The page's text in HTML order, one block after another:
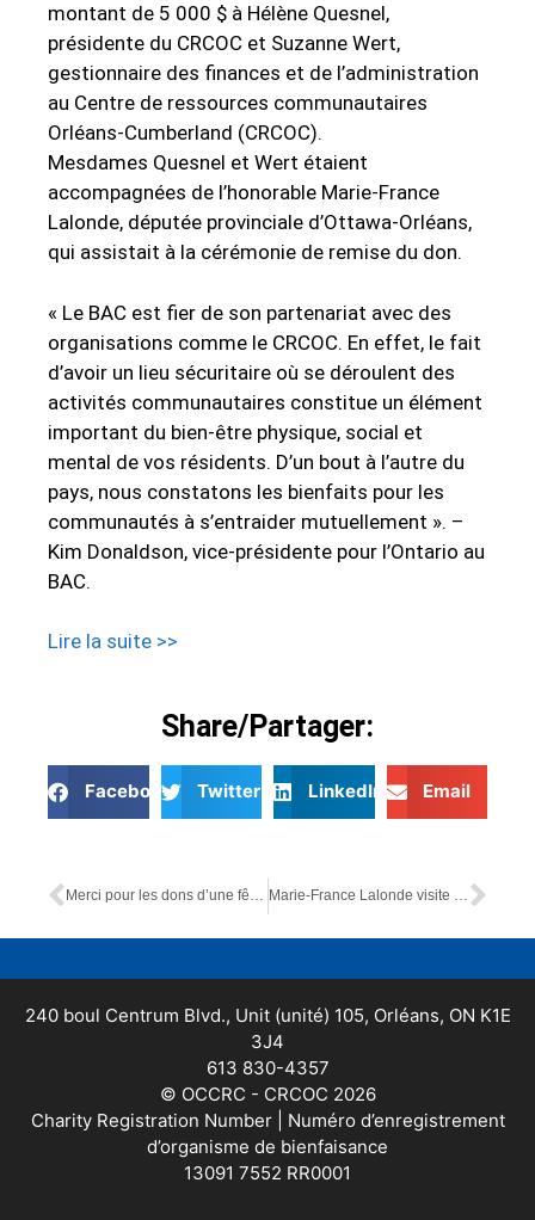
montant de 5 000 $ à Hélène Quesnel,
présidente du CRCOC et Suzanne Wert,
gestionnaire des finances et de l’administration
au Centre de ressources communautaires
Orléans-Cumberland (CRCOC).
Mesdames Quesnel et Wert étaient
accompagnées de l’honorable Marie-France
Lalonde, députée provinciale d’Ottawa-Orléans,
qui assistait à la cérémonie de remise du don.
« Le BAC est fier de son partenariat avec des
organisations comme le CRCOC. En effet, le fait
d’avoir un lieu sécuritaire où se déroulent des
activités communautaires constitue un élément
important du bien-être physique, social et
mental de vos résidents. D’un bout à l’autre du
pays, nous constatons les bienfaits pour les
communautés à s’entraider mutuellement ». –
Kim Donaldson, vice-présidente pour l’Ontario au
BAC.
Lire la suite >>
Share/Partager:
Facebook Twitter LinkedIn Email
Merci pour les dons d’une fête d’anniversaire! Marie-France Lalonde visite la halte-accueil jeunesse au CRCCOC
240 boul Centrum Blvd., Unit (unité) 105, Orléans, ON K1E
3J4
613 830-4357
© OCCRC - CRCOC 2026
Charity Registration Number | Numéro d’enregistrement
d’organisme de bienfaisance
13091 7552 RR0001